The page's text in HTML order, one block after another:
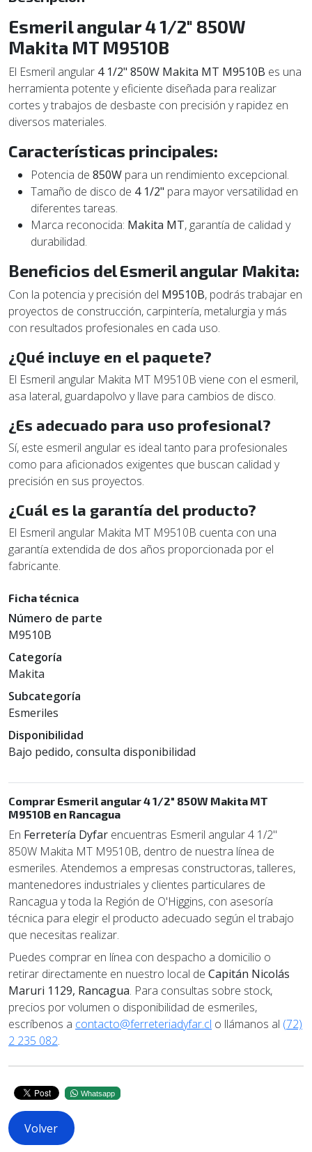
Esmeril angular 4 1/2" 850W
Makita MT M9510B
El Esmeril angular 4 1/2" 850W Makita MT M9510B es una
herramienta potente y eficiente diseñada para realizar
cortes y trabajos de desbaste con precisión y rapidez en
diversos materiales.
Características principales:
Potencia de 850W para un rendimiento excepcional.
Tamaño de disco de 4 1/2" para mayor versatilidad en
diferentes tareas.
Marca reconocida: Makita MT, garantía de calidad y
durabilidad.
Beneficios del Esmeril angular Makita:
Con la potencia y precisión del M9510B, podrás trabajar en
proyectos de construcción, carpintería, metalurgia y más
con resultados profesionales en cada uso.
¿Qué incluye en el paquete?
El Esmeril angular Makita MT M9510B viene con el esmeril,
asa lateral, guardapolvo y llave para cambios de disco.
¿Es adecuado para uso profesional?
Sí, este esmeril angular es ideal tanto para profesionales
como para aficionados exigentes que buscan calidad y
precisión en sus proyectos.
¿Cuál es la garantía del producto?
El Esmeril angular Makita MT M9510B cuenta con una
garantía extendida de dos años proporcionada por el
fabricante.
Ficha técnica
Número de parte
M9510B
Categoría
Makita
Subcategoría
Esmeriles
Disponibilidad
Bajo pedido, consulta disponibilidad
Comprar Esmeril angular 4 1/2" 850W Makita MT
M9510B en Rancagua
En Ferretería Dyfar encuentras Esmeril angular 4 1/2"
850W Makita MT M9510B, dentro de nuestra línea de
esmeriles. Atendemos a empresas constructoras, talleres,
mantenedores industriales y clientes particulares de
Rancagua y toda la Región de O'Higgins, con asesoría
técnica para elegir el producto adecuado según el trabajo
que necesitas realizar.
Puedes comprar en línea con despacho a domicilio o
retirar directamente en nuestro local de Capitán Nicolás
Maruri 1129, Rancagua. Para consultas sobre stock,
precios por volumen o disponibilidad de esmeriles,
escríbenos a contacto@ferreteriadyfar.cl o llámanos al (72)
2 235 082.
Whatsapp
Volver